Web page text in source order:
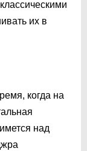
их в
когда на
над